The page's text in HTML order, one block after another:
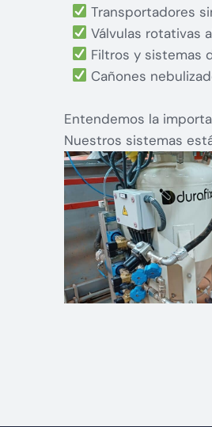
Transportadores
Válvulas rotativas
Filtros y sistemas
Cañones
Entendemos la
Nuestros sistemas